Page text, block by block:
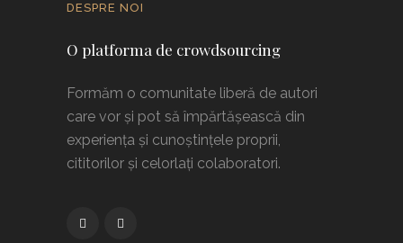
DESPRE NOI
O platforma de crowdsourcing
Formăm o comunitate liberă de autori
care vor și pot să împărtășească din
experiența și cunoștințele proprii,
cititorilor și celorlați colaboratori.